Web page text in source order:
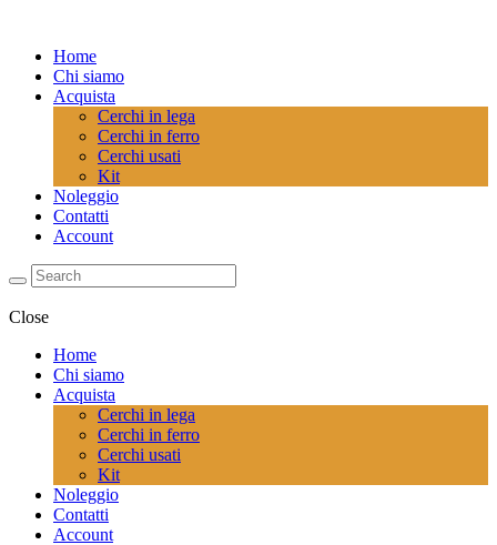
Home
Chi siamo
Acquista
Cerchi in lega
Cerchi in ferro
Cerchi usati
Kit
Noleggio
Contatti
Account
Close
Home
Chi siamo
Acquista
Cerchi in lega
Cerchi in ferro
Cerchi usati
Kit
Noleggio
Contatti
Account